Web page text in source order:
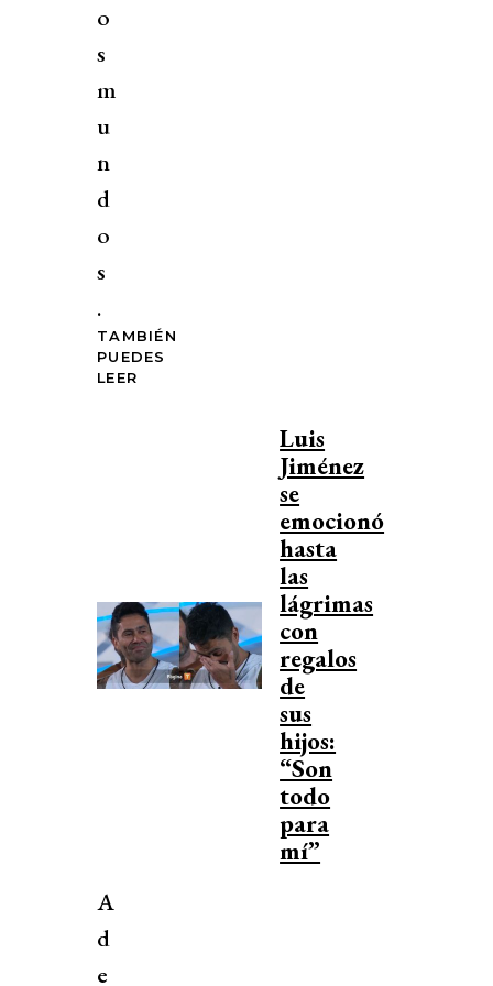
o
s
m
u
n
d
o
s
.
TAMBIÉN
PUEDES
LEER
Luis
Jiménez
se
emocionó
hasta
las
lágrimas
con
regalos
de
sus
hijos:
“Son
todo
para
mí”
A
d
e